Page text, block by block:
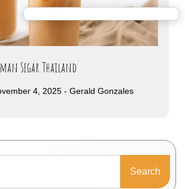
Segar Thailand
4, 2025 - Gerald Gonzales